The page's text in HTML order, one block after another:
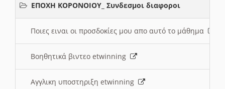
ΕΠΟΧΗ ΚΟΡΟΝΟΙΟΥ_ Συνδεσμοι διαφοροι
Ποιες ειναι οι προσδοκίες μου απο αυτό το μάθημα
Βοηθητικά βιντεο etwinning
Αγγλικη υποστηριξη etwinning